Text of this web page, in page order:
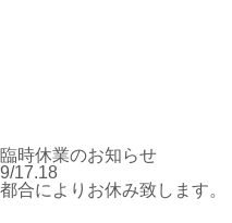
臨時休業のお知らせ
9/17.18
都合によりお休み致します。